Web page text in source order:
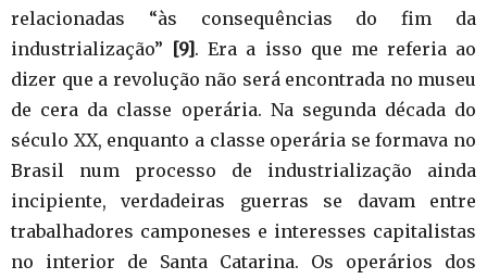
relacionadas “às consequências do fim da
industrialização” [9]. Era a isso que me referia ao
dizer que a revolução não será encontrada no museu
de cera da classe operária. Na segunda década do
século XX, enquanto a classe operária se formava no
Brasil num processo de industrialização ainda
incipiente, verdadeiras guerras se davam entre
trabalhadores camponeses e interesses capitalistas
no interior de Santa Catarina. Os operários dos